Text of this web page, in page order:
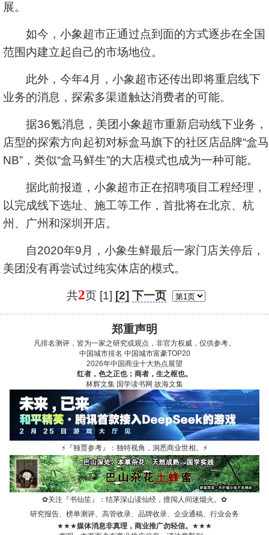
展。
如今，小象超市正通过点到面的方式逐步在全国
范围内建立起自己的市场地位。
此外，今年4月，小象超市还传出即将重启线下
业务的消息，探索多渠道触达消费者的可能。
据36氪消息，美团小象超市重新启动线下业务，
店型的探索方向起初对标盒马旗下的社区店品牌“盒马
NB”，类似“盒马鲜生”的大店模式也成为一种可能。
据此前报道，小象超市正在招聘项目工程经理，
以完成线下选址、施工等工作，首批将在北京、杭
州、广州和深圳开店。
自2020年9月，小象生鲜最后一家门店关停后，
美团没有再尝试过纯实体店的模式。
共2页 [1] [2] 下一页
郑重声明
凡排名测评，皆为一家之研究或观点，非官方权威，仅供参考。
中国城市排名 中国城市富豪TOP20
2026年中国商业十大热点展望
红者，色之正也；商者，生之枢也。
林辉文集 国学读书网 故海文集
⚡ 『独贾参考』：独特视角，洞悉商业世相。 ⚡
✿关注『书仙笙』：结茅深山读仙经，擅闯人间迷烟火。 ✿
研究报告、榜单测评、高管收录、品牌收录、企业通稿、行业会务
★★★媒体消息非真理，商业推广勿轻信。 ★★★